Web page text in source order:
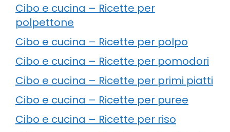
Cibo e cucina – Ricette per
polpettone
Cibo e cucina – Ricette per polpo
Cibo e cucina – Ricette per pomodori
Cibo e cucina – Ricette per primi piatti
Cibo e cucina – Ricette per puree
Cibo e cucina – Ricette per riso